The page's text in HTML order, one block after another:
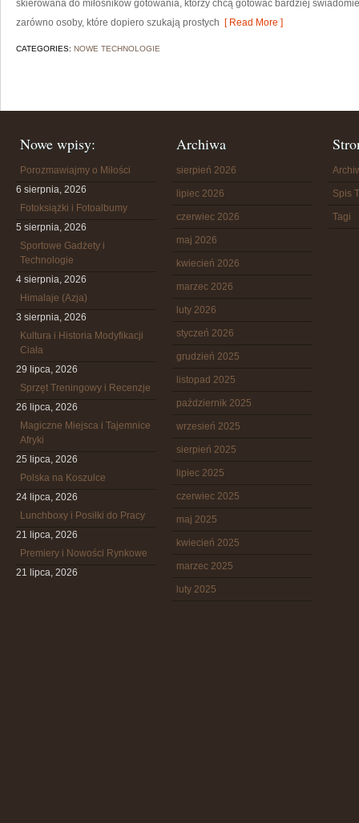
skierowana do miłośników gotowania, którzy chcą gotować bardziej
zarówno osoby, które dopiero szukają prostych [ Read More ]
CATEGORIES: NOWE TECHNOLOGIE
Nowe wpisy:
Porozmawiajmy o Miłości
6 sierpnia, 2026
Fotoksiążki i Fotoalbumy
5 sierpnia, 2026
Sportowe Gadżety i
Technologie
4 sierpnia, 2026
Himalaje (Azja)
3 sierpnia, 2026
Kultura i Historia Modyfikacji
Ciała
29 lipca, 2026
Sprzęt Treningowy i Recenzje
26 lipca, 2026
Magiczne Miejsca i Tajemnice
Afryki
25 lipca, 2026
Polska na Koszulce
24 lipca, 2026
Lunchboxy i Posiłki do Pracy
21 lipca, 2026
Premiery i Nowości Rynkowe
21 lipca, 2026
Archiwa
sierpień 2026
lipiec 2026
czerwiec 2026
maj 2026
kwiecień 2026
marzec 2026
luty 2026
styczeń 2026
grudzień 2025
listopad 2025
październik 2025
wrzesień 2025
sierpień 2025
lipiec 2025
czerwiec 2025
maj 2025
kwiecień 2025
marzec 2025
luty 2025
Spis
Tagi